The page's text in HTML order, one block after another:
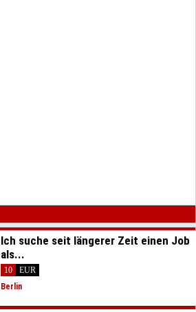
Ich suche seit längerer Zeit einen Job
als...
10
EUR
Berlin